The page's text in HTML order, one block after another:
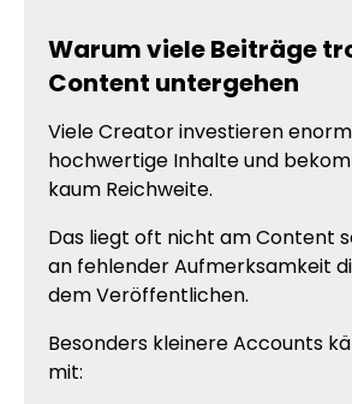
Warum viele Beiträge
Content untergehen
Viele Creator investieren
hochwertige Inhalte und
kaum Reichweite.
Das liegt oft nicht am Content
an fehlender Aufmerksamkeit
dem Veröffentlichen.
Besonders kleinere Accounts
mit: